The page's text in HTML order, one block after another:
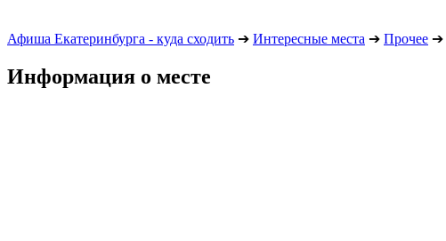
Афиша Екатеринбурга - куда сходить ➔ Интересные места ➔ Прочее ➔
Информация о месте